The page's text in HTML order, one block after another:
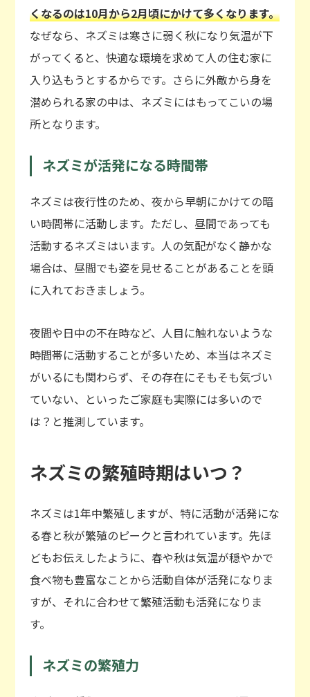
くなるのは10月から2月頃にかけて多くなります。
なぜなら、ネズミは寒さに弱く秋になり気温が下
がってくると、快適な環境を求めて人の住む家に
入り込もうとするからです。さらに外敵から身を
潜められる家の中は、ネズミにはもってこいの場
所となります。
ネズミが活発になる時間帯
ネズミは夜行性のため、夜から早朝にかけての暗
い時間帯に活動します。ただし、昼間であっても
活動するネズミはいます。人の気配がなく静かな
場合は、昼間でも姿を見せることがあることを頭
に入れておきましょう。
夜間や日中の不在時など、人目に触れないような
時間帯に活動することが多いため、本当はネズミ
がいるにも関わらず、その存在にそもそも気づい
ていない、といったご家庭も実際には多いので
は？と推測しています。
ネズミの繁殖時期はいつ？
ネズミは1年中繁殖しますが、特に活動が活発にな
る春と秋が繁殖のピークと言われています。先ほ
どもお伝えしたように、春や秋は気温が穏やかで
食べ物も豊富なことから活動自体が活発になりま
すが、それに合わせて繁殖活動も活発になりま
す。
ネズミの繁殖力